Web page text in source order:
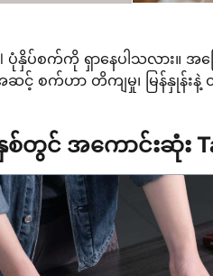
ပ်စက်ကို ရှာနေပါသလား။ အဖြ
အဆင့် စက်ဟာ တိကျမှု၊ မြန်နှု
တွင် အကောင်းဆုံး